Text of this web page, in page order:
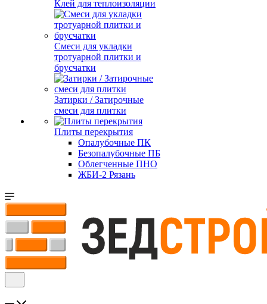
Клей для теплоизоляции
Смеси для укладки
тротуарной плитки и
брусчатки
Затирки / Затирочные
смеси для плитки
Плиты перекрытия
Опалубочные ПК
Безопалубочные ПБ
Облегченные ПНО
ЖБИ-2 Рязань